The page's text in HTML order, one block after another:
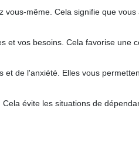
même. Cela signifie que
et vos besoins. Cela favorise une
de l'anxiété. Elles vous
évite les situations de